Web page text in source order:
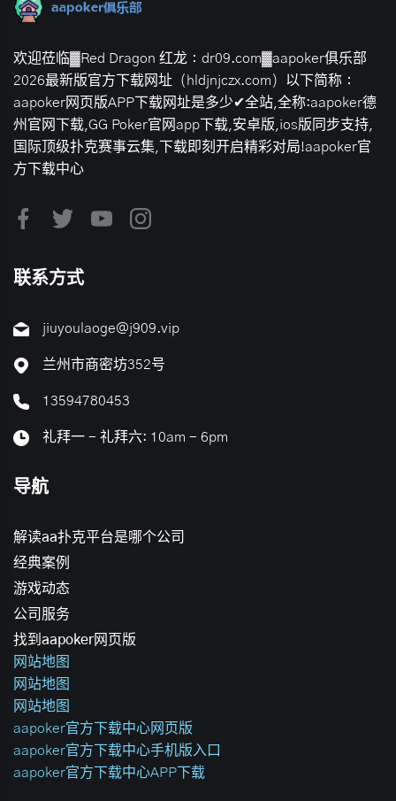
欢迎莅临▓Red Dragon 红龙：dr09.com▓aapoker俱乐部
2026最新版官方下载网址（hldjnjczx.com）以下简称：
aapoker网页版APP下载网址是多少✔全站,全称:aapoker德
州官网下载,GG Poker官网app下载,安卓版,ios版同步支持,
国际顶级扑克赛事云集,下载即刻开启精彩对局!aapoker官
方下载中心
联系方式
jiuyoulaoge@j909.vip
兰州市商密坊352号
13594780453
礼拜一 - 礼拜六: 10am - 6pm
导航
解读aa扑克平台是哪个公司
经典案例
游戏动态
公司服务
找到aapoker网页版
网站地图
网站地图
网站地图
aapoker官方下载中心网页版
aapoker官方下载中心手机版入口
aapoker官方下载中心APP下载